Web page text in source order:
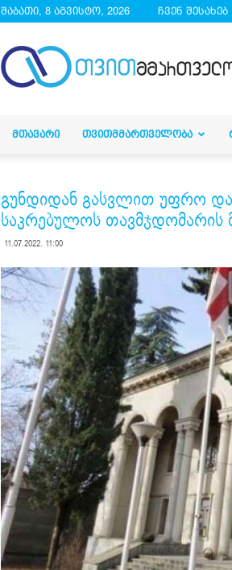
შაბათი, 8 აგვისტო, 2026 ჩვენ შესახებ
ᲛᲗᲐᲕᲐᲠᲘ ᲗᲕᲘᲗᲛᲛᲐᲠᲗᲕᲔᲚᲝᲑᲐ
გუნდიდან გასვლით უფრო
საკრებულოს
11.07.2022. 11:00